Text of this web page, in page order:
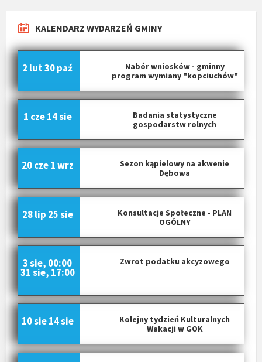
KALENDARZ WYDARZEŃ GMINY
Nabór wniosków - gminny
program wymiany "kopciuchów"
2 lut30 paź
Badania statystyczne
gospodarstw rolnych
1 cze 14 sie
Sezon kąpielowy na akwenie
Dębowa
20 cze 1 wrz
Konsultacje Społeczne - PLAN
OGÓLNY
28 lip 25 sie
Zwrot podatku akcyzowego
3 sie, 00:00
31 sie, 17:00
Kolejny tydzień Kulturalnych
Wakacji w GOK
10 sie 14 sie